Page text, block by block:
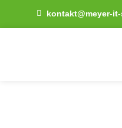
kontakt@meyer-